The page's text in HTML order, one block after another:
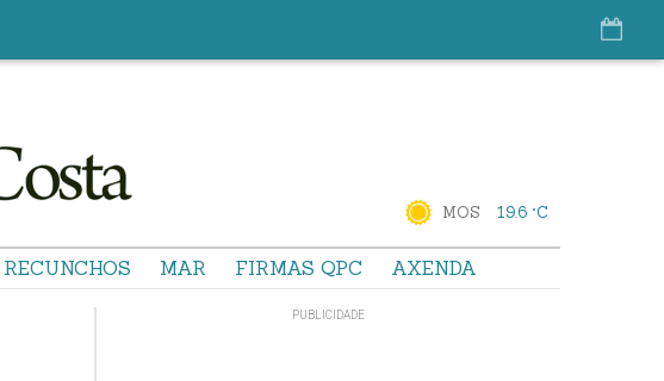
MOS 19.6 °C
RECUNCHOS MAR FIRMAS QPC AXENDA